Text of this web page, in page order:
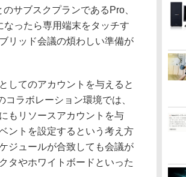
サブスクプランであるPro、
ったら専用端末をタッチす
リッド会議の煩わしい準備が
してのアカウントを与えると
ラボレーション環境では、
もリソースアカウントを与
ントを設定するという考え方
ジュールが合致しても会議が
タやホワイトボードといった